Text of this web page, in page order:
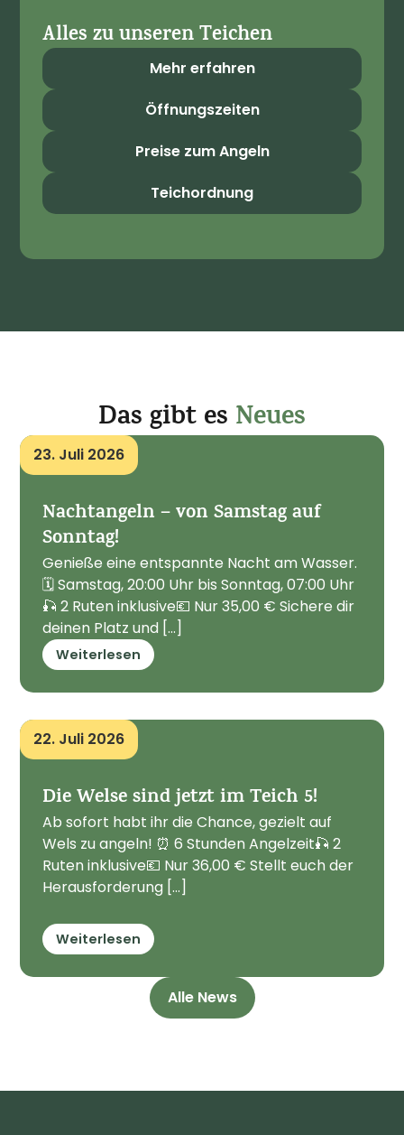
Alles zu unseren Teichen
Mehr erfahren
Öffnungszeiten
Preise zum Angeln
Teichordnung
Das gibt es Neues
23. Juli 2026
Nachtangeln – von Samstag auf
Sonntag!
Genieße eine entspannte Nacht am Wasser.
🗓 Samstag, 20:00 Uhr bis Sonntag, 07:00 Uhr
🎣 2 Ruten inklusive💶 Nur 35,00 € Sichere dir
deinen Platz und [...]
Weiterlesen
22. Juli 2026
Die Welse sind jetzt im Teich 5!
Ab sofort habt ihr die Chance, gezielt auf
Wels zu angeln! ⏰ 6 Stunden Angelzeit🎣 2
Ruten inklusive💶 Nur 36,00 € Stellt euch der
Herausforderung [...]
Weiterlesen
Alle News